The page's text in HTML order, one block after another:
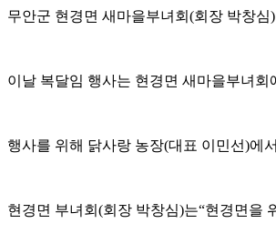
무안군 현경면 새마을부녀회(회장 박창
이날 복달임 행사는 현경면 새마을부녀
행사를 위해 닭사랑 농장(대표 이민선)에
현경면 부녀회(회장 박창심)는“현경면을